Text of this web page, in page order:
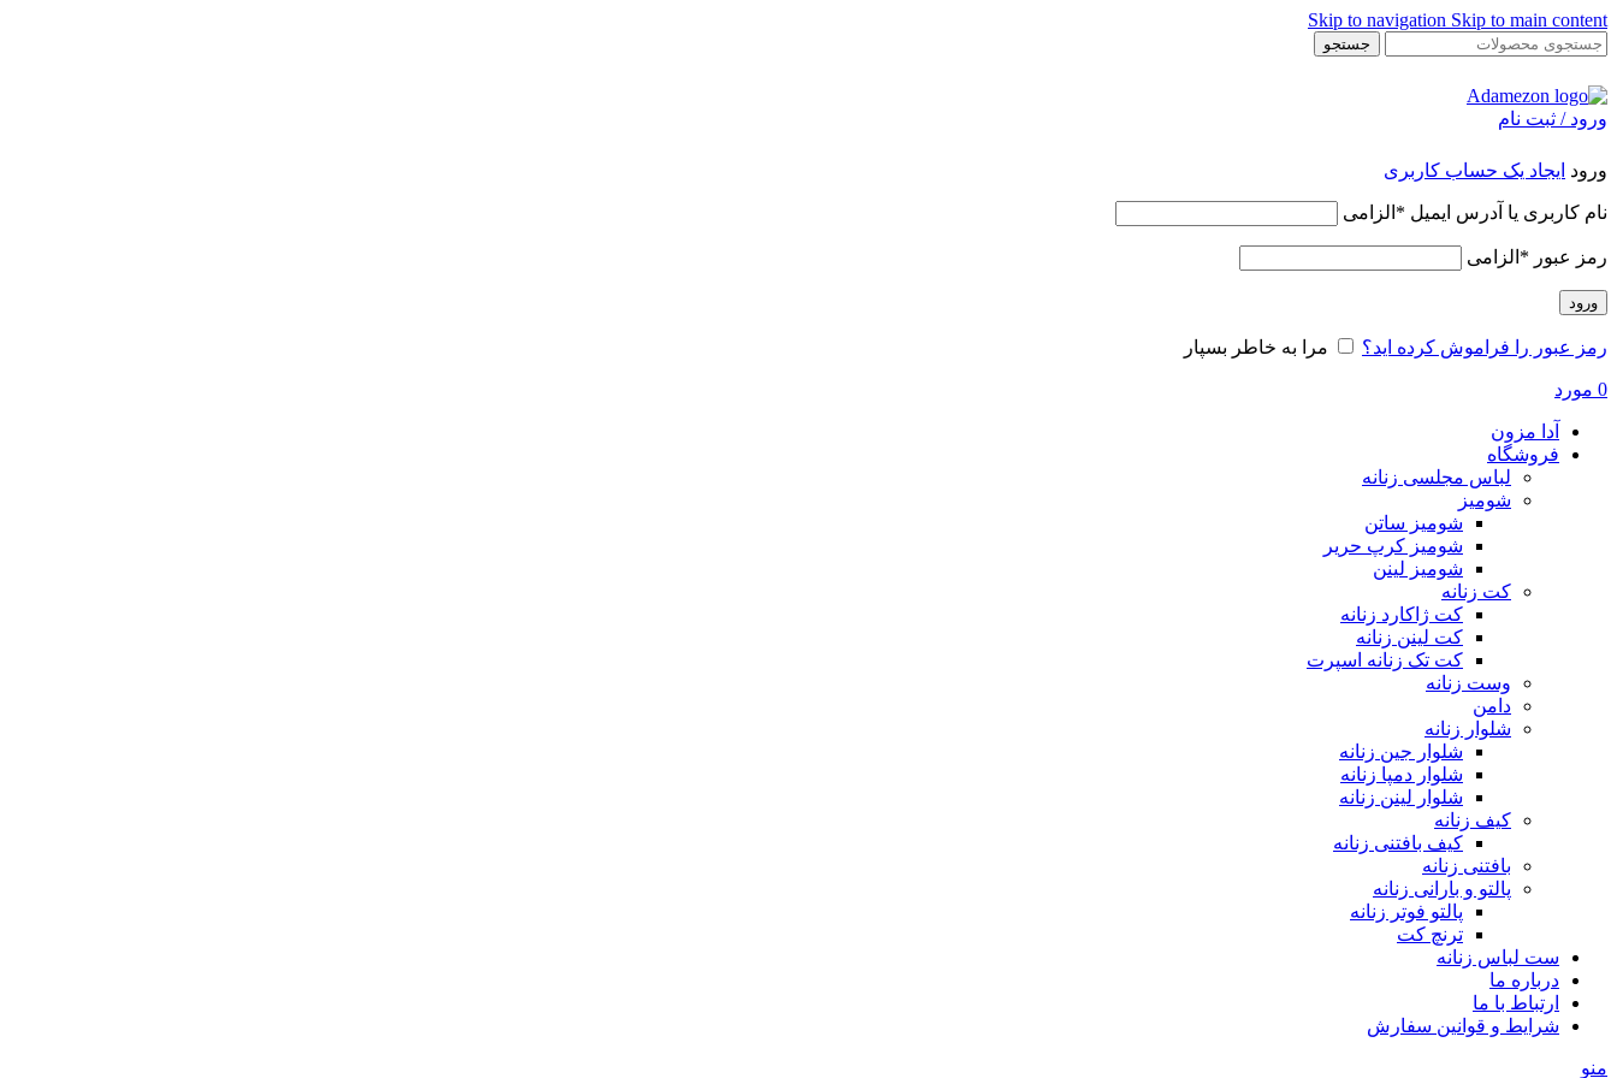
Skip to navigation Skip to main content
جستجو
ورود / ثبت نام
ورود ایجاد یک حساب کاربری
نام کاربری یا آدرس ایمیل * الزامی
رمز عبور * الزامی
ورود
رمز عبور را فراموش کرده اید؟ مرا به خاطر بسپار
0 مورد
آدا مزون
فروشگاه
لباس مجلسی زنانه
شومیز
شومیز ساتن
شومیز کرپ حریر
شومیز لینن
کت زنانه
کت ژاکارد زنانه
کت لینن زنانه
کت تک زنانه اسپرت
وست زنانه
دامن
شلوار زنانه
شلوار جین زنانه
شلوار دمپا زنانه
شلوار لینن زنانه
کیف زنانه
کیف بافتنی زنانه
بافتنی زنانه
پالتو و بارانی زنانه
پالتو فوتر زنانه
ترنچ کت
ست لباس زنانه
درباره ما
ارتباط با ما
شرایط و قوانین سفارش
منو